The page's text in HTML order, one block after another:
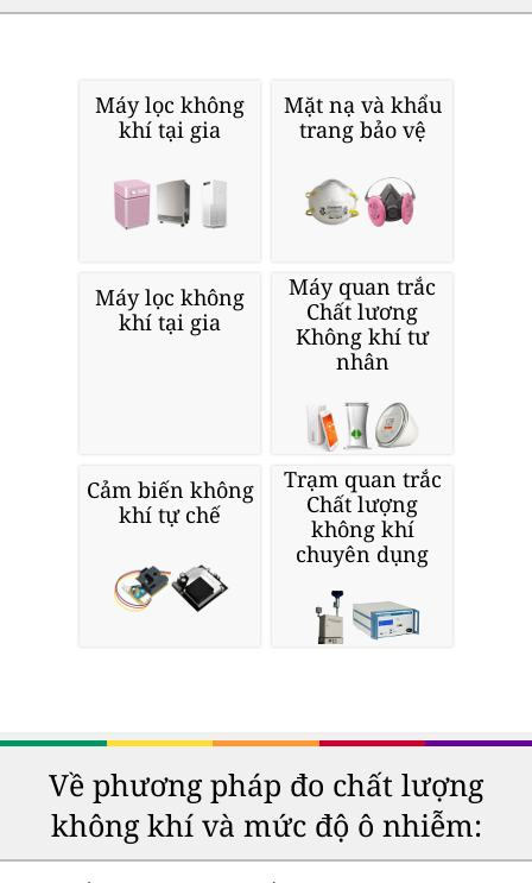
Máy lọc không
khí tại gia
Mặt nạ và khẩu
trang bảo vệ
Máy lọc không
khí tại gia
Máy quan trắc
Chất lương
Không khí tư
nhân
Cảm biến không
khí tự chế
Trạm quan trắc
Chất lượng
không khí
chuyên dụng
Về phương pháp đo chất lượng
không khí và mức độ ô nhiễm: